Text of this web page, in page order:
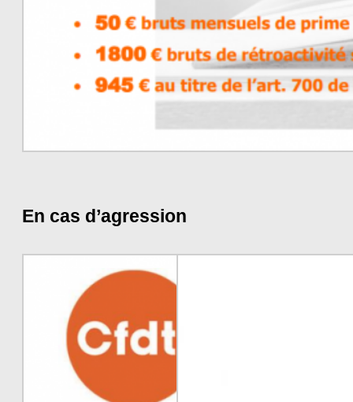
En cas d’agression